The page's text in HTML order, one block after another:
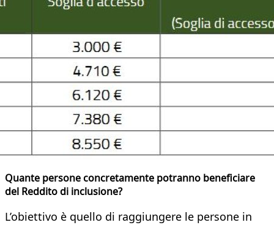
Quante persone concretamente potranno beneficiare
del Reddito di inclusione?
L’obiettivo è quello di raggiungere le persone in